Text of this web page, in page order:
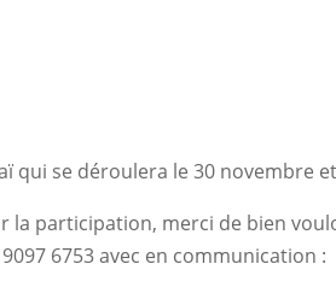
qui se déroulera le 30 novembre
la participation, merci de bien
6753 avec en communication :